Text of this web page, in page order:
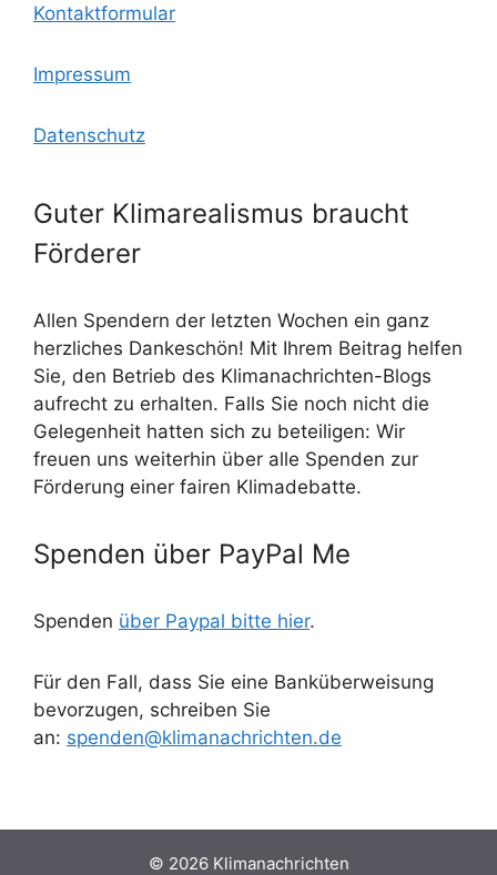
Kontaktformular
Impressum
Datenschutz
Guter Klimarealismus braucht
Förderer
Allen Spendern der letzten Wochen ein ganz
herzliches Dankeschön! Mit Ihrem Beitrag helfen
Sie, den Betrieb des Klimanachrichten-Blogs
aufrecht zu erhalten. Falls Sie noch nicht die
Gelegenheit hatten sich zu beteiligen: Wir
freuen uns weiterhin über alle Spenden zur
Förderung einer fairen Klimadebatte.
Spenden über PayPal Me
Spenden über Paypal bitte hier.
Für den Fall, dass Sie eine Banküberweisung
bevorzugen, schreiben Sie
an: spenden@klimanachrichten.de
© 2026 Klimanachrichten